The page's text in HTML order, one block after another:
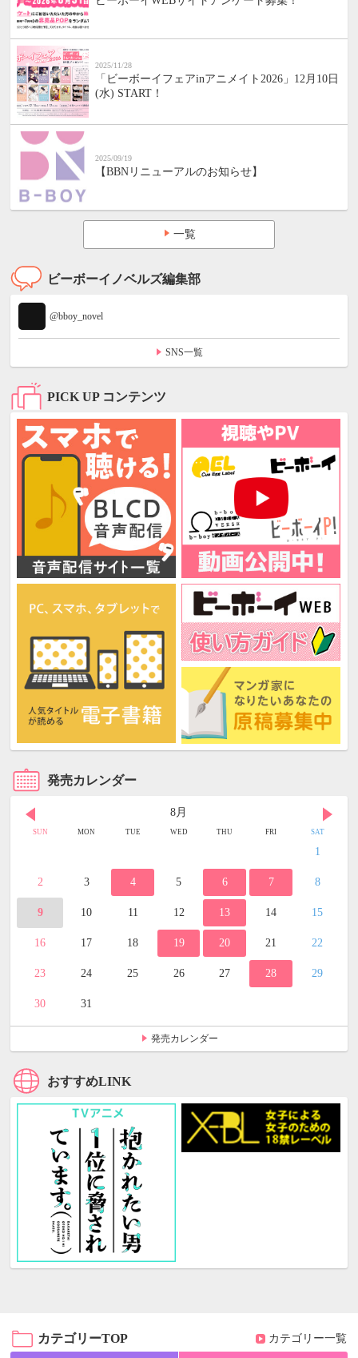
2025/11/28
「ビーボーイフェアinアニメイト2026」12月10日
(水) START！
2025/09/19
【BBNリニューアルのお知らせ】
一覧
ビーボーイノベルズ編集部
@bboy_novel
SNS一覧
PICK UP コンテンツ
発売カレンダー
8月
SUN MON TUE WED THU FRI SAT
1
2 3 4 5 6 7 8
9 10 11 12 13 14 15
16 17 18 19 20 21 22
23 24 25 26 27 28 29
30 31
発売カレンダー
おすすめLINK
カテゴリーTOP カテゴリー一覧